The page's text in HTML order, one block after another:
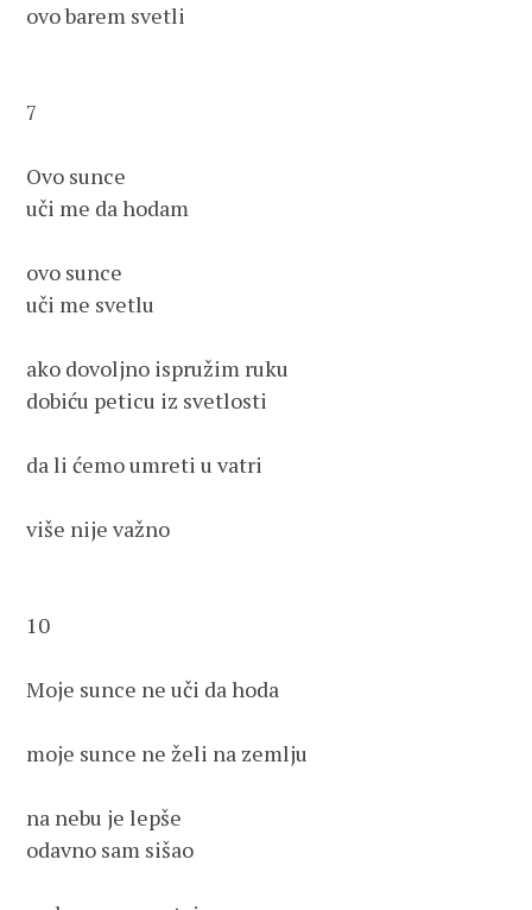
ovo barem svetli
7
Ovo sunce
uči me da hodam
ovo sunce
uči me svetlu
ako dovoljno ispružim ruku
dobiću peticu iz svetlosti
da li ćemo umreti u vatri
više nije važno
10
Moje sunce ne uči da hoda
moje sunce ne želi na zemlju
na nebu je lepše
odavno sam sišao